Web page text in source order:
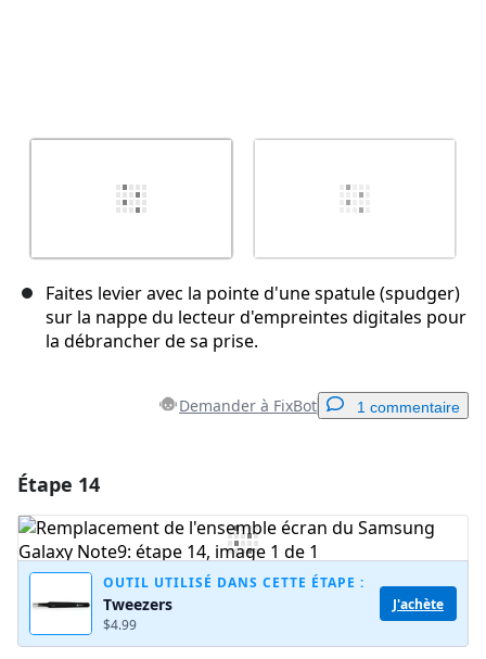
Faites levier avec la pointe d'une spatule (spudger)
sur la nappe du lecteur d'empreintes digitales pour
la débrancher de sa prise.
Demander à FixBot 1 commentaire
Ajouter un commentaire
Étape 14
OUTIL UTILISÉ DANS CETTE ÉTAPE :
Tweezers
$4.99
J'achète